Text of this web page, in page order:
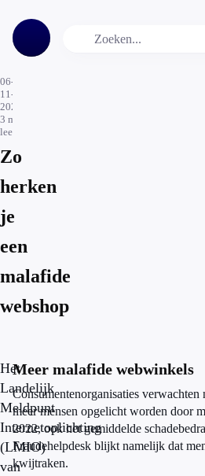
06-
11-
2023
3 min.
leestijd
Zo
herken
je
een
malafide
webshop
Het
Landelijk
Meldpunt
Internetoplichting
(LMIO)
van
Meer malafide webwinkels
Consumentenorganisaties verwachten
meer mensen opgelicht worden door
2022, ook het gemiddelde
Fraudehelpdesk blijkt namelijk dat
kwijtraken.